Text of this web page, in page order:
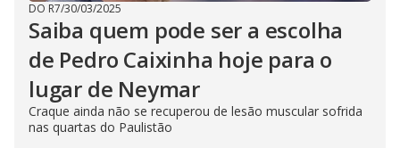
DO R7/30/03/2025
Saiba quem pode ser a escolha
de Pedro Caixinha hoje para o
lugar de Neymar
Craque ainda não se recuperou de lesão muscular sofrida
nas quartas do Paulistão